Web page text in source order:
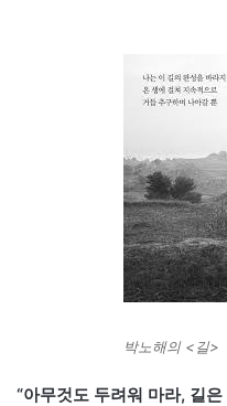
박노해의 <길>
“아무것도 두려워 마라, 길